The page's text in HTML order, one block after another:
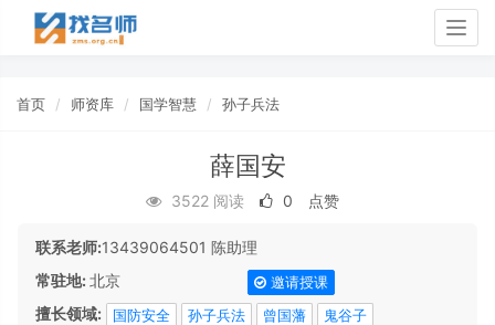
首页 师资库 国学智慧 孙子兵法
薛国安
3522 阅读 0 点赞
联系老师:13439064501 陈助理
常驻地:北京 邀请授课
擅长领域: 国防安全 孙子兵法 曾国藩 鬼谷子